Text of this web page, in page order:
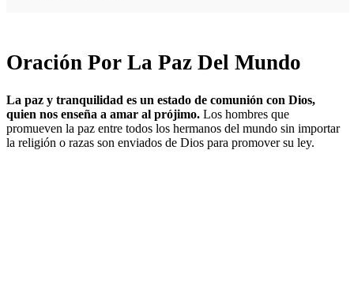
Oración Por La Paz Del Mundo
La paz y tranquilidad es un estado de comunión con Dios,
quien nos enseña a amar al prójimo. Los hombres que
promueven la paz entre todos los hermanos del mundo sin importar
la religión o razas son enviados de Dios para promover su ley.